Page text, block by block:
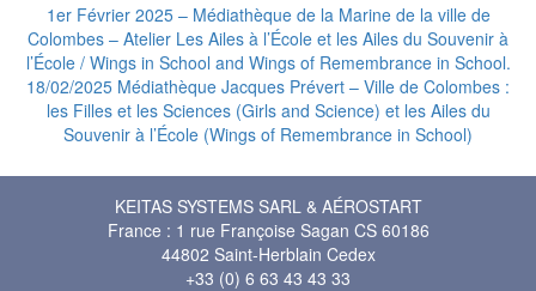
1er Février 2025 – Médiathèque de la Marine de la ville de
Colombes – Atelier Les Ailes à l’École et les Ailes du Souvenir à
l’École / Wings in School and Wings of Remembrance in School.
18/02/2025 Médiathèque Jacques Prévert – Ville de Colombes :
les Filles et les Sciences (Girls and Science) et les Ailes du
Souvenir à l’École (Wings of Remembrance in School)
KEITAS SYSTEMS SARL & AÉROSTART
France : 1 rue Françoise Sagan CS 60186
44802 Saint-Herblain Cedex
+33 (0) 6 63 43 43 33